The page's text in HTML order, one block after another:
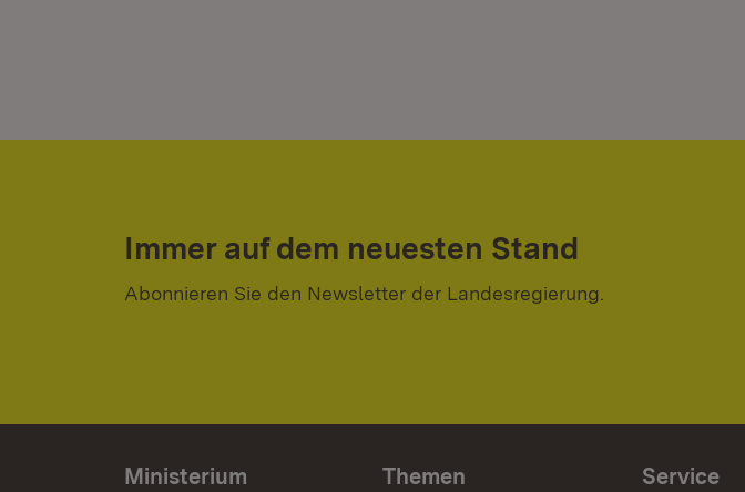
Immer auf dem neuesten Stand
Abonnieren Sie den Newsletter der Landesregierung.
Ministerium Themen Service